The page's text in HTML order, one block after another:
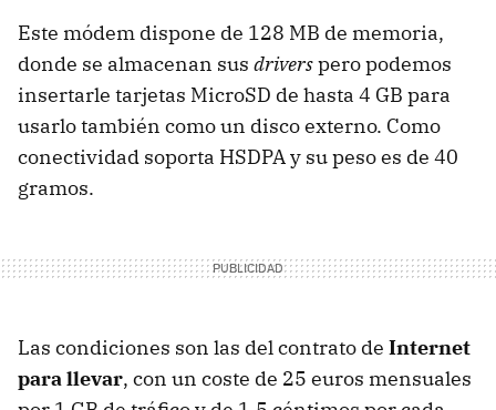
Este módem dispone de 128 MB de memoria,
donde se almacenan sus driverspero podemos
insertarle tarjetas MicroSD de hasta 4 GB para
usarlo también como un disco externo. Como
conectividad soporta HSDPA y su peso es de 40
gramos.
Las condiciones son las del contrato de Internet
para llevar, con un coste de 25 euros mensuales